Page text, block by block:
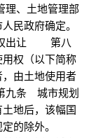
、土地管理部
民政府确定。
权出让 第八
权（以下简称
由土地使用者
九条 城市规划
地后，该幅国
规定的除外。